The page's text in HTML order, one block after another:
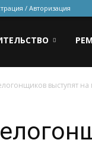
/ Авторизация
выступят